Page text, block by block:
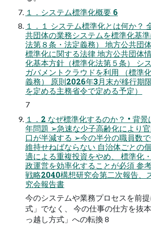
１．システム標準化概要 6
１．１ システム標準化とは何か？
共団体の業務システムを標準化基
法第８条・法定義務） 地方公共団
標準化に関する法律 地方公共団体
化基本方針（標準化法第５条） シ
ガバメントクラウドを利用 （標準
義務） 原則2026年3月末が移行期
を定める主務省令で定める予定）
7
１．2 なぜ標準化するのか？ • 背
年問題 ➢急速な少子高齢化により
口が半減する ➢今の半分の職員数
維持せねばならない 自治体ごとの
適による重複投資をやめ、 標準化
政運営を効率化することが必須 参
戦略2040構想研究会第二次報告、
究会報告書
今のシステムや業務プロセスを前
式」でなく、 今の仕事の仕方を抜
っ越し方式」への転換 8